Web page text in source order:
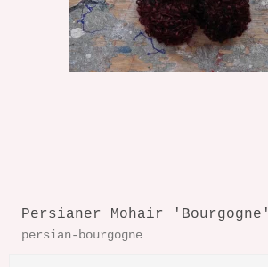
Persianer Mohair 'Bourgogne'
persian-bourgogne